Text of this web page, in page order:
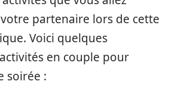
partenaire lors de cette
Voici quelques
en couple pour
soirée :